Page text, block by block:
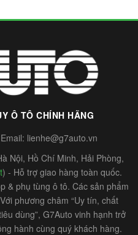
Ô TÔ CHÍNH HÃNG
Email: lienhe@g7auto.vn
Nội, Hồ Chí Minh, Hải Phòng,
) - Hỗ trợ giao hàng toàn quốc.
& phụ tùng ô tô. Các sản phẩm
phương châm “Uy tín, chất
dùng”, G7Auto vinh hạnh trở
hành cùng quý khách hàng.